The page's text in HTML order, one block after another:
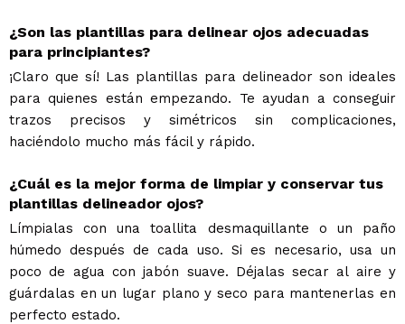
¿Son las plantillas para delinear ojos adecuadas
para principiantes?
¡Claro que sí! Las plantillas para delineador son ideales
para quienes están empezando. Te ayudan a conseguir
trazos precisos y simétricos sin complicaciones,
haciéndolo mucho más fácil y rápido.
¿Cuál es la mejor forma de limpiar y conservar tus
plantillas delineador ojos?
Límpialas con una toallita desmaquillante o un paño
húmedo después de cada uso. Si es necesario, usa un
poco de agua con jabón suave. Déjalas secar al aire y
guárdalas en un lugar plano y seco para mantenerlas en
perfecto estado.